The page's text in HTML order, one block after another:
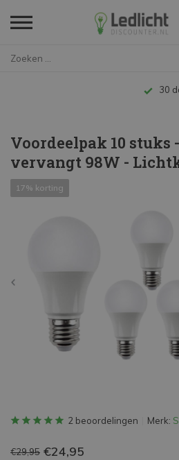
Voordeelpak 10 stuks
vervangt 98W -
17% korting
2 beoordelingen Merk:
€29,95 €24,95